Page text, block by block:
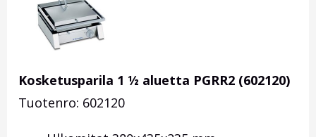
Kosketusparila 1 ½ aluetta PGRR2 (602120)
Tuotenro: 602120